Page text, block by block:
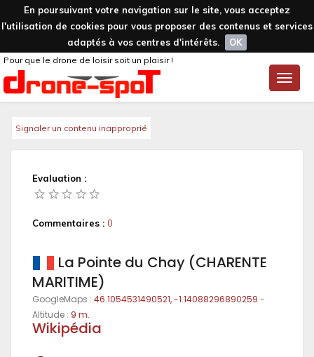
En poursuivant votre navigation sur le site, vous acceptez
l'utilisation de cookies pour vous proposer des contenus et services
adaptés à vos centres d'intérêts.
OK
Toggle
Pour que le drone de loisir soit un plaisir !
Signaler un contenu inapproprié
Evaluation :
Commentaires : 0
La Pointe du Chay (CHARENTE
MARITIME)
GoogleMaps : 46.1054531490521, -1.14088296890259 -
Altitude : 9 m.
Wikipédia